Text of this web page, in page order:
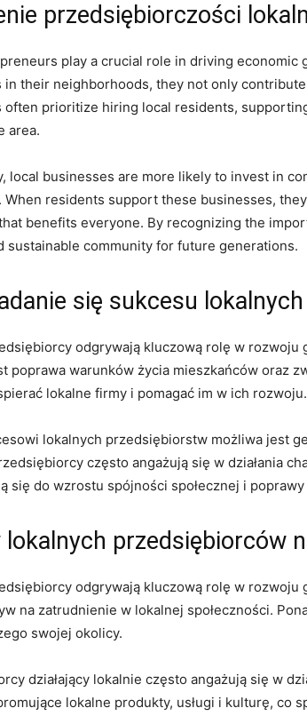
‌przedsiębiorczości
play a crucial role in driving
in ⁢their ‌neighborhoods, they not only​
often prioritize hiring local residents,
area.
⁣local businesses are more likely‌ to invest in
When residents support these businesses,
benefits everyone. By recognizing the
sustainable community for future generations.
się sukcesu
odgrywają kluczową rolę w
poprawa warunków życia mieszkańców oraz
lokalne ‍firmy i pomagać im w ich rozwoju.
lokalnych przedsiębiorstw możliwa jest
często angażują się w działania
się do⁤ wzrostu spójności społecznej i
lokalnych przedsiębiorców
odgrywają kluczową rolę w rozwoju
na zatrudnienie w lokalnej społeczności.
swojej okolicy.
działający lokalnie często angażują się w
lokalne produkty, usługi⁣ i kulturę, co